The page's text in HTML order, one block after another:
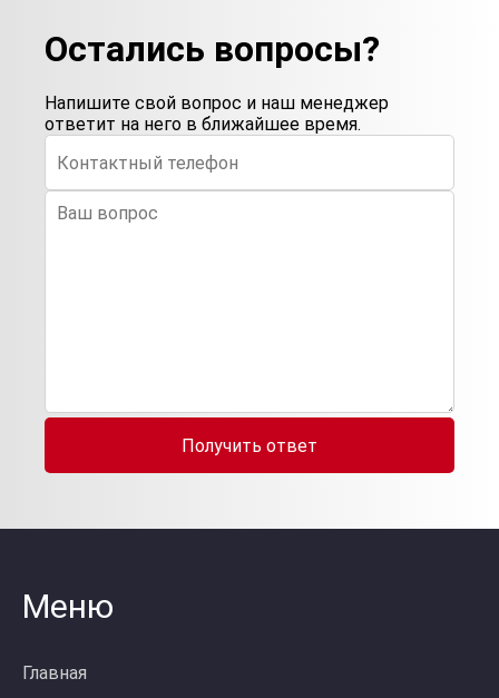
Остались вопросы?
Напишите свой вопрос и наш менеджер
ответит на него в ближайшее время.
Получить ответ
Меню
Главная